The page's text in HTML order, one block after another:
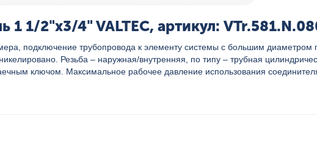
1/2"x3/4" VALTEC, артикул:
подключение трубопровода к элементу системы с большим диаметром
Резьба – наружная/внутренняя, по типу – трубная
ключом. Максимальное рабочее давление использования